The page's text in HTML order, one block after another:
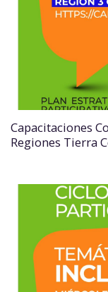
Capacitaciones
Regiones Tierra